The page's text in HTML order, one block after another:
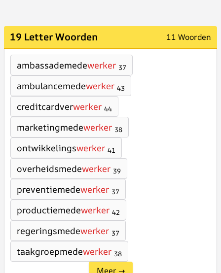
19 Letter Woorden 11 Woorden
ambassademedewerker 37
ambulancemedewerker 43
creditcardverwerker 44
marketingmedewerker 38
ontwikkelingswerker 41
overheidsmedewerker 39
preventiemedewerker 37
productiemedewerker 42
regeringsmedewerker 37
taakgroepmedewerker 38
Meer →